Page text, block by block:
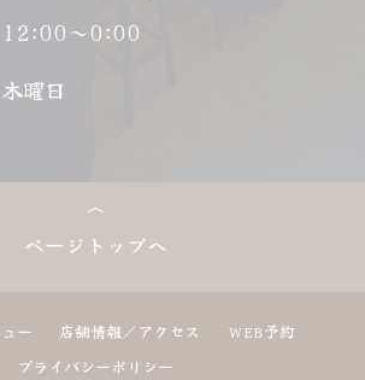
12:00～0:00
木曜日
ページトップへ
ー 店舗情報／アクセス
WEB予約
プライバシーポリシー